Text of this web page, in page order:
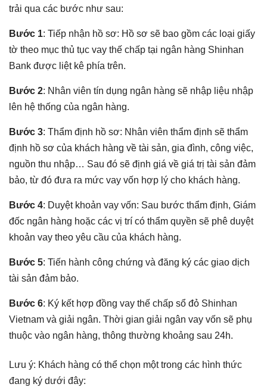
trải qua các bước như sau:
Bước 1: Tiếp nhận hồ sơ: Hồ sơ sẽ bao gồm các loại giấy
tờ theo mục thủ tục vay thế chấp tại ngân hàng Shinhan
Bank được liệt kê phía trên.
Bước 2: Nhân viên tín dụng ngân hàng sẽ nhập liệu nhập
lên hệ thống của ngân hàng.
Bước 3: Thẩm định hồ sơ: Nhân viên thẩm định sẽ thẩm
định hồ sơ của khách hàng về tài sản, gia đình, công việc,
nguồn thu nhập… Sau đó sẽ định giá về giá trị tài sản đảm
bảo, từ đó đưa ra mức vay vốn hợp lý cho khách hàng.
Bước 4: Duyệt khoản vay vốn: Sau bước thẩm định, Giám
đốc ngân hàng hoặc các vị trí có thẩm quyền sẽ phê duyệt
khoản vay theo yêu cầu của khách hàng.
Bước 5: Tiến hành công chứng và đăng ký các giao dịch
tài sản đảm bảo.
Bước 6: Ký kết hợp đồng vay thế chấp sổ đỏ Shinhan
Vietnam và giải ngân. Thời gian giải ngân vay vốn sẽ phụ
thuộc vào ngân hàng, thông thường khoảng sau 24h.
Lưu ý: Khách hàng có thể chọn một trong các hình thức
đang ký dưới đây: